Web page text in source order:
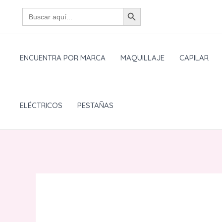
Buscar: BOTÓN DE BÚSQUEDA
ENCUENTRA POR MARCA MAQUILLAJE CAPILAR
ELÉCTRICOS PESTAÑAS